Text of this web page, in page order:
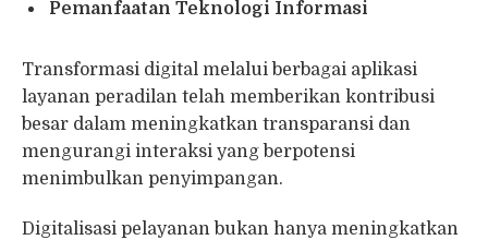
Pemanfaatan Teknologi Informasi
Transformasi digital melalui berbagai aplikasi
layanan peradilan telah memberikan kontribusi
besar dalam meningkatkan transparansi dan
mengurangi interaksi yang berpotensi
menimbulkan penyimpangan.
Digitalisasi pelayanan bukan hanya meningkatkan